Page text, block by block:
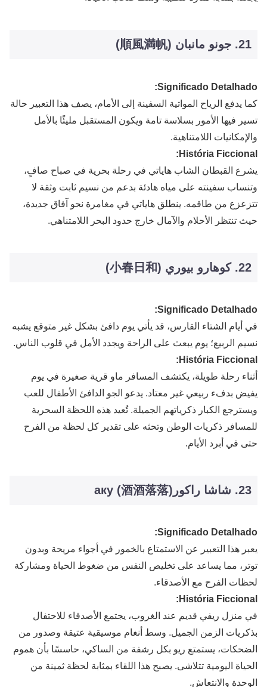
21. جونو مانبان (順風満帆)
Significado Detalhado:
كما يدفع الرياح المواتية السفينة إلى الأمام، يصف هذا التعبير حالة
تسير فيها الأمور بسلاسة تامة ويكون المستقبل مليئًا بالأمل
والإمكانيات اللامتناهية.
História Ficcional:
يشرع القبطان الشاب هاياتي في رحلة بحرية في صباح صافٍ،
وتنساب سفينته على مياه هادئة بدعم من نسيم ثابت وثقة لا
تتزعزع من طاقمه. ينطلق هاياتي في مغامرة نحو آفاق جديدة،
حيث تنتظر الأحلام والآمال خارج حدود البحر اللامتناهي.
22. كوهارو بيوري (小春日和)
Significado Detalhado:
في أيام الشتاء القارس، قد يأتي يوم دافئ بشكل غير متوقع يشبه
نسيم الربيع؛ يوم يبعث على الراحة ويجدد الأمل في قلوب الناس.
História Ficcional:
أثناء رحلة طويلة، يكتشف المسافر ماو قرية صغيرة في يوم
يفيض بدفء ربيعي غير معتاد. يدعو الجو الدافئ الأطفال للعب
ويسترجع الكبار ذكرياتهم الجميلة. تُعيد هذه اللحظة السحرية
للمسافر ذكريات الوطن وتحثه على تقدير كل لحظة من الفرح
حتى في أبرد الأيام.
23. شاشا راكورаку (酒酒落落)
Significado Detalhado:
يعبر هذا التعبير عن الاستمتاع بالخمور في أجواء مريحة وبدون
توتر، مما يساعد على تخليص النفس من ضغوط الحياة ومشاركة
لحظات الفرح مع الأصدقاء.
História Ficcional:
في منزل ريفي قديم عند الغروب، يجتمع الأصدقاء للاحتفال
بذكريات الزمن الجميل. وسط أنغام موسيقية عتيقة وصدور من
الضحكات، يستمتع ريو بكل رشفة من الساكي، حاسسًا بأن هموم
الحياة اليومية تتلاشى. يصبح هذا اللقاء بمثابة لحظة ثمينة من
الوحدة والانتعاش.